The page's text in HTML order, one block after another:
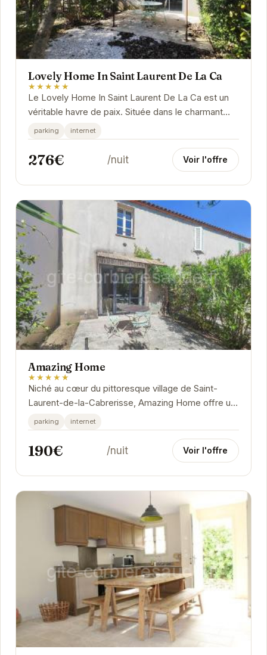
Lovely Home In Saint Laurent De La Ca
★★★★★
Le Lovely Home In Saint Laurent De La Ca est un
véritable havre de paix. Située dans le charmant
village de Saint-Laurent-de-la-Cabrerisse, cette...
parking internet
276€ /nuit Voir l'offre
Amazing Home
★★★★★
Niché au cœur du pittoresque village de Saint-
Laurent-de-la-Cabrerisse, Amazing Home offre un
refuge paisible et confortable. Son emplacement...
parking internet
190€ /nuit Voir l'offre